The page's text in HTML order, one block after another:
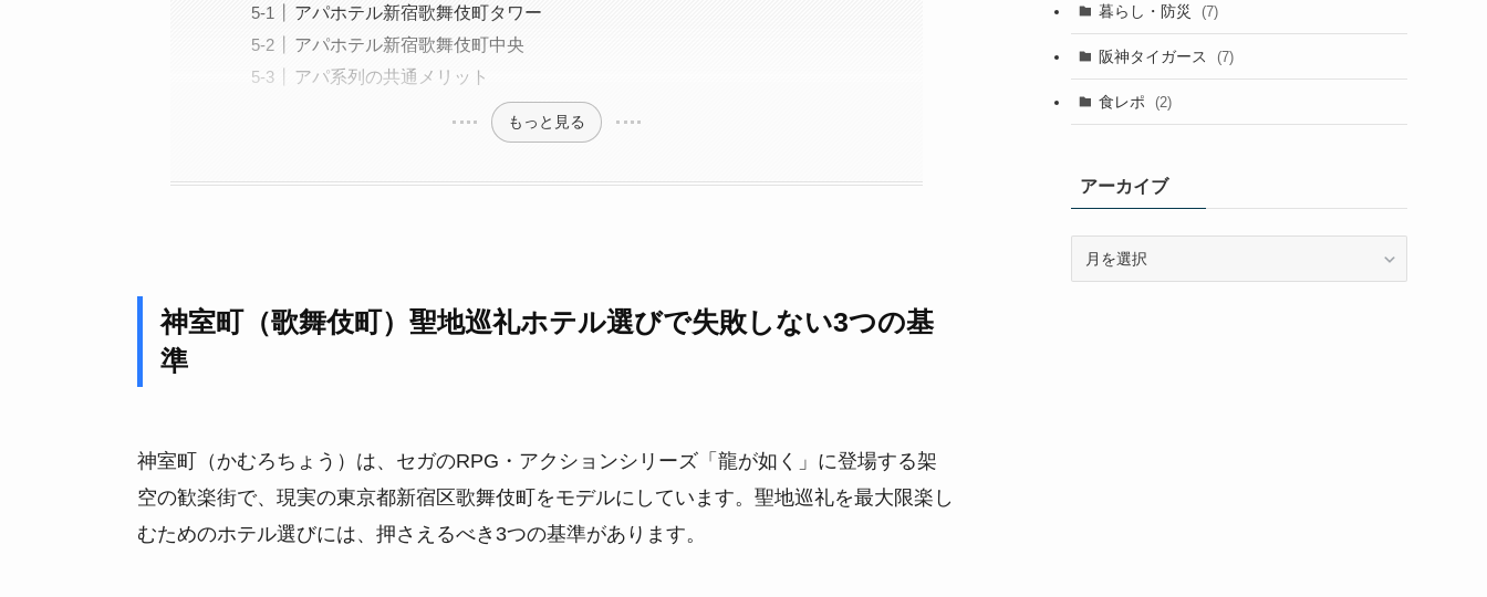
アパホテル新宿歌舞伎町タワー
アパホテル新宿歌舞伎町中央
アパ系列の共通メリット
もっと見る
神室町（歌舞伎町）聖地巡礼ホテル選びで失敗しない3つの基
準
神室町（かむろちょう）は、セガのRPG・アクションシリーズ「龍が如く」に登場する架
空の歓楽街で、現実の東京都新宿区歌舞伎町をモデルにしています。聖地巡礼を最大限楽し
むためのホテル選びには、押さえるべき3つの基準があります。
暮らし・防災 (7)
阪神タイガース (7)
食レポ (2)
アーカイブ